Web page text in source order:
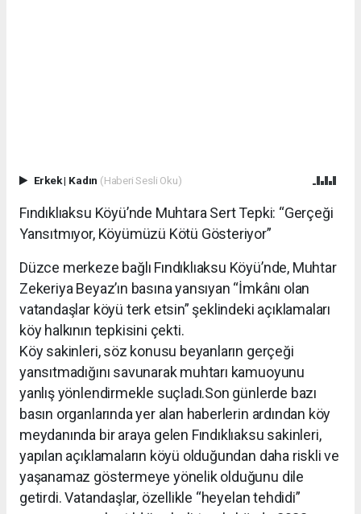
Erkek| Kadın (Haberi Sesli Oku)
Fındıklıaksu Köyü’nde Muhtara Sert Tepki: “Gerçeği
Yansıtmıyor, Köyümüzü Kötü Gösteriyor”
Düzce merkeze bağlı Fındıklıaksu Köyü’nde, Muhtar
Zekeriya Beyaz’ın basına yansıyan “İmkânı olan
vatandaşlar köyü terk etsin” şeklindeki açıklamaları
köy halkının tepkisini çekti.
Köy sakinleri, söz konusu beyanların gerçeği
yansıtmadığını savunarak muhtarı kamuoyunu
yanlış yönlendirmekle suçladı.Son günlerde bazı
basın organlarında yer alan haberlerin ardından köy
meydanında bir araya gelen Fındıklıaksu sakinleri,
yapılan açıklamaların köyü olduğundan daha riskli ve
yaşanamaz göstermeye yönelik olduğunu dile
getirdi. Vatandaşlar, özellikle “heyelan tehdidi”